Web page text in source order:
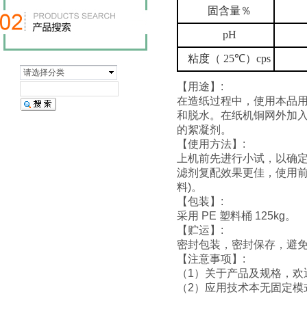
请选择分类
固含量％
pH
粘度（ 25℃） cps
【用途】:
在造纸过程中，使用本品
和脱水。在纸机铜网外加
的絮凝剂。
【使用方法】:
上机前先进行小试，以确
滤剂复配效果更佳，使用
料)。
【包装】:
采用 PE 塑料桶 125kg。
【贮运】:
密封包装，密封保存，避
【注意事项】:
（1）关于产品及规格，
（2）应用技术本无固定